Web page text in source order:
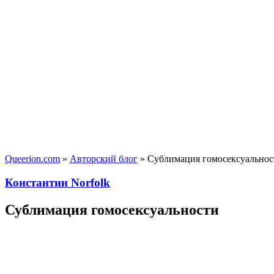
Queerion.com » Авторский блог » Сублимация
Константин Norfolk
Сублимация гомосексуальности